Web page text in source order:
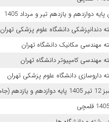
دوازدهم و یازدهم تیر و مرداد 1405
دندانپزشکی دانشگاه علوم پزشکی تهران
مهندسی مکانیک دانشگاه تهران
مهندسی کامپیوتر دانشگاه تهران
داروسازی دانشگاه علوم پزشکی تهران
دوم)